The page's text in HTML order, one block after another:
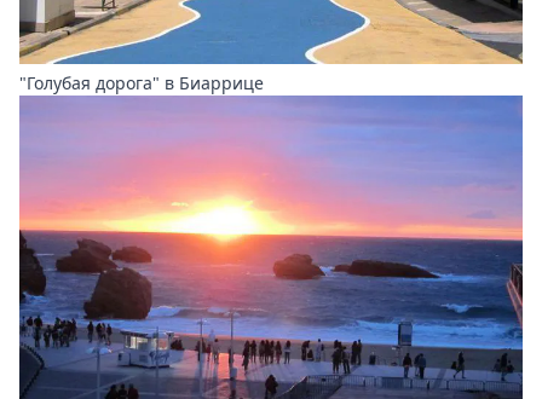
"Голубая дорога" в Биаррице